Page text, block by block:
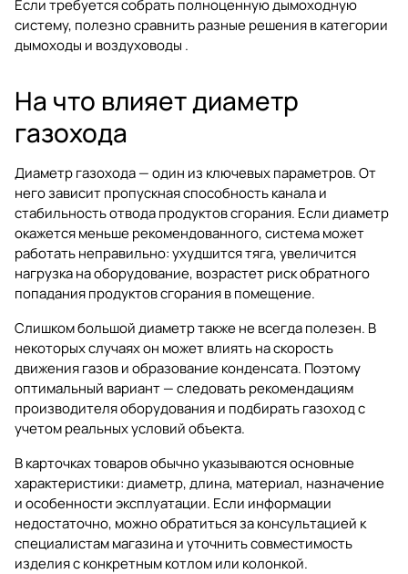
Если требуется собрать полноценную дымоходную
систему, полезно сравнить разные решения в категории
дымоходы и воздуховоды .
На что влияет диаметр
газохода
Диаметр газохода — один из ключевых параметров. От
него зависит пропускная способность канала и
стабильность отвода продуктов сгорания. Если диаметр
окажется меньше рекомендованного, система может
работать неправильно: ухудшится тяга, увеличится
нагрузка на оборудование, возрастет риск обратного
попадания продуктов сгорания в помещение.
Слишком большой диаметр также не всегда полезен. В
некоторых случаях он может влиять на скорость
движения газов и образование конденсата. Поэтому
оптимальный вариант — следовать рекомендациям
производителя оборудования и подбирать газоход с
учетом реальных условий объекта.
В карточках товаров обычно указываются основные
характеристики: диаметр, длина, материал, назначение
и особенности эксплуатации. Если информации
недостаточно, можно обратиться за консультацией к
специалистам магазина и уточнить совместимость
изделия с конкретным котлом или колонкой.